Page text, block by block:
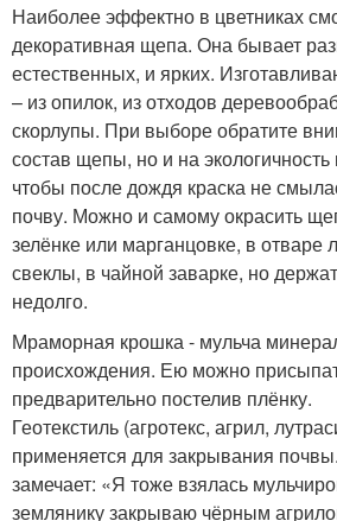
Наиболее эффектно в цветниках
декоративная щепа. Она бывает
естественных, и ярких.
– из опилок, из отходов
скорлупы. При выборе обратите
состав щепы, но и на
чтобы после дождя краска не
почву. Можно и самому окрасить
зелёнке или марганцовке, в отваре
свеклы, в чайной заварке, но
недолго.
Мраморная крошка - мульча
происхождения. Ею можно
предварительно постелив плёнку.
Геотекстиль (агротекс, агрил,
применяется для закрывания
замечает: «Я тоже взялась
землянику закрываю чёрным